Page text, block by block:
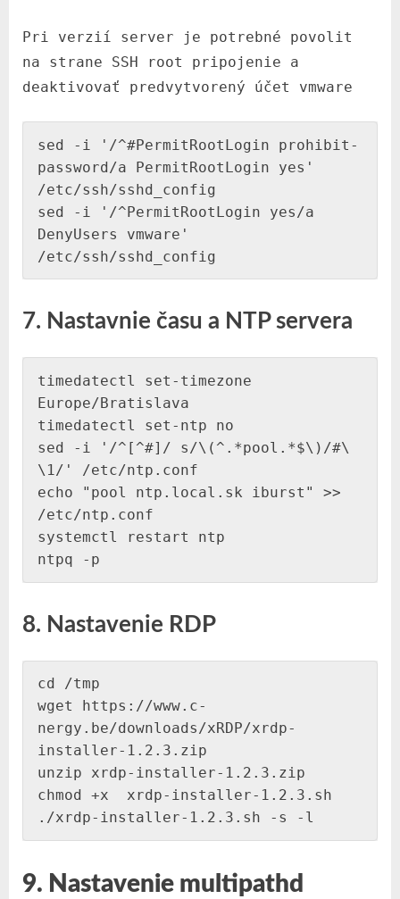
Pri verzií server je potrebné povolit
na strane SSH root pripojenie a
deaktivovať predvytvorený účet vmware
sed -i '/^#PermitRootLogin prohibit-
password/a PermitRootLogin yes'
/etc/ssh/sshd_config
sed -i '/^PermitRootLogin yes/a
DenyUsers vmware'
/etc/ssh/sshd_config
7. Nastavnie času a NTP servera
timedatectl set-timezone
Europe/Bratislava
timedatectl set-ntp no
sed -i '/^[^#]/ s/\(^.*pool.*$\)/#\
\1/' /etc/ntp.conf
echo "pool ntp.local.sk iburst" >>
/etc/ntp.conf
systemctl restart ntp
ntpq -p
8. Nastavenie RDP
cd /tmp
wget https://www.c-
nergy.be/downloads/xRDP/xrdp-
installer-1.2.3.zip
unzip xrdp-installer-1.2.3.zip
chmod +x  xrdp-installer-1.2.3.sh
./xrdp-installer-1.2.3.sh -s -l
9. Nastavenie multipathd